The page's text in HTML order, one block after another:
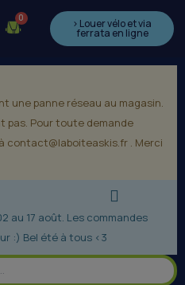
> Louer vélo et via
ferrata en ligne
une panne réseau au magasin.
pas. Pour toute demande
contact@laboiteaskis.fr . Merci
au 17 août. Les commandes
:) Bel été à tous <3